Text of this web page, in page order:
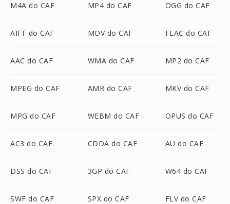
M4A do CAF MP4 do CAF OGG do CAF
AIFF do CAF MOV do CAF FLAC do CAF
AAC do CAF WMA do CAF MP2 do CAF
MPEG do CAF AMR do CAF MKV do CAF
MPG do CAF WEBM do CAF OPUS do CAF
AC3 do CAF CDDA do CAF AU do CAF
DSS do CAF 3GP do CAF W64 do CAF
SWF do CAF SPX do CAF FLV do CAF